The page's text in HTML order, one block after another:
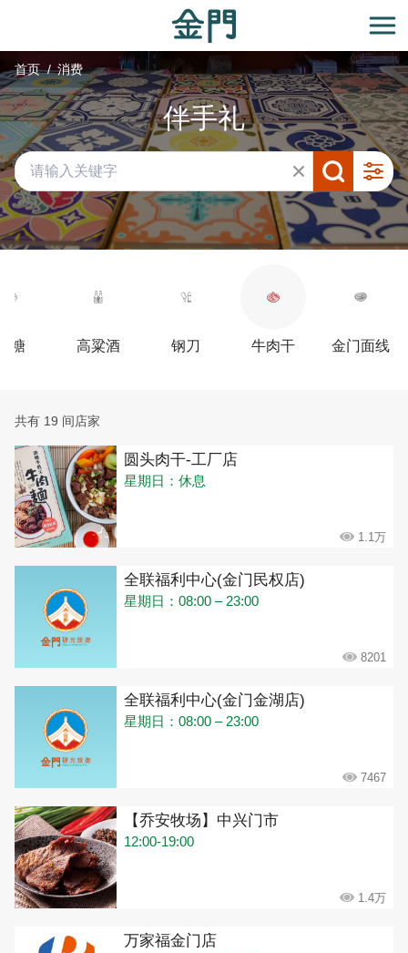
主
要
内
容
区
块
开
首页 消费
伴手礼
糖 高粱酒 钢刀 牛肉干 金门面线
共有 19 间店家
圆头肉干-工厂店
星期日：休息
1.1万
全联福利中心(金门民权店)
星期日：08:00 – 23:00
8201
全联福利中心(金门金湖店)
星期日：08:00 – 23:00
7467
【乔安牧场】中兴门市
12:00-19:00
1.4万
万家福金门店